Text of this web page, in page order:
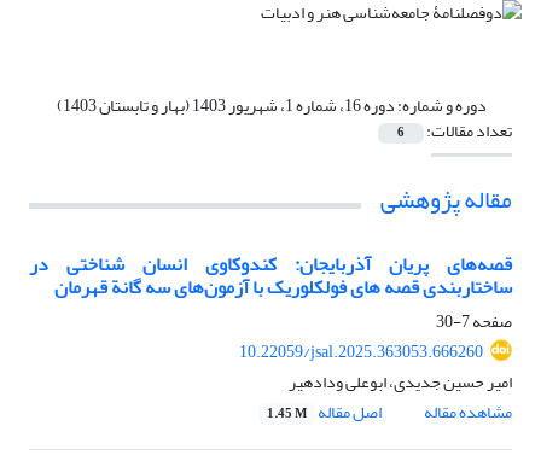
دوره و شماره:دوره 16، شماره 1، شهریور 1403 (بهار و تابستان 1403)
تعداد مقالات: 6
مقاله پژوهشی
قصه‌های پریان آذربایجان: کندوکاوی انسان شناختی در
ساختاربندی قصه های فولکلوریک با آزمون‌های سه گانة قهرمان
صفحه7-30
10.22059/jsal.2025.363053.666260
امیر حسین جدیدی، ابوعلی ودادهیر
مشاهده مقاله
اصل مقاله 1.45 M